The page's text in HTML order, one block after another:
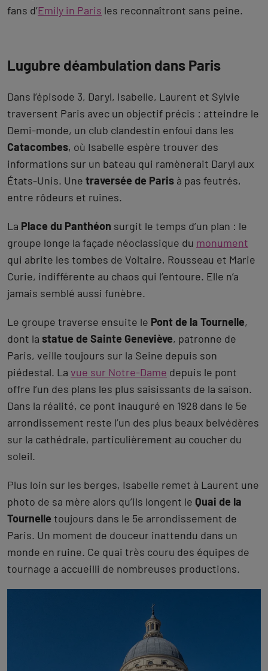
fans d’Emily in Paris les reconnaîtront sans peine.
Lugubre déambulation dans Paris
Dans l’épisode 3, Daryl, Isabelle, Laurent et Sylvie
traversent Paris avec un objectif précis : atteindre le
Demi-monde, un club clandestin enfoui dans les
Catacombes, où Isabelle espère trouver des
informations sur un bateau qui ramènerait Daryl aux
États-Unis. Une traversée de Paris à pas feutrés,
entre rôdeurs et ruines.
La Place du Panthéon surgit le temps d’un plan : le
groupe longe la façade néoclassique du monument
qui abrite les tombes de Voltaire, Rousseau et Marie
Curie, indifférente au chaos qui l’entoure. Elle n’a
jamais semblé aussi funèbre.
Le groupe traverse ensuite le Pont de la Tournelle,
dont la statue de Sainte Geneviève, patronne de
Paris, veille toujours sur la Seine depuis son
piédestal. La vue sur Notre-Dame depuis le pont
offre l’un des plans les plus saisissants de la saison.
Dans la réalité, ce pont inauguré en 1928 dans le 5e
arrondissement reste l’un des plus beaux belvédères
sur la cathédrale, particulièrement au coucher du
soleil.
Plus loin sur les berges, Isabelle remet à Laurent une
photo de sa mère alors qu’ils longent le Quai de la
Tournelle toujours dans le 5e arrondissement de
Paris. Un moment de douceur inattendu dans un
monde en ruine. Ce quai très couru des équipes de
tournage a accueilli de nombreuses productions.